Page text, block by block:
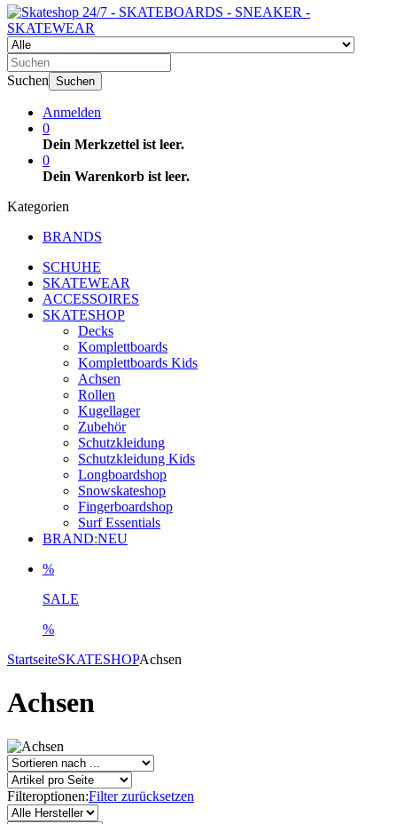
Suchen Suchen
Anmelden
0
Dein Merkzettel ist leer.
0
Dein Warenkorb ist leer.
Kategorien
BRANDS
SCHUHE
SKATEWEAR
ACCESSOIRES
SKATESHOP
Decks
Komplettboards
Komplettboards Kids
Achsen
Rollen
Kugellager
Zubehör
Schutzkleidung
Schutzkleidung Kids
Longboardshop
Snowskateshop
Fingerboardshop
Surf Essentials
BRAND:NEU
%
SALE
%
StartseiteSKATESHOPAchsen
Achsen
Filteroptionen:Filter zurücksetzen